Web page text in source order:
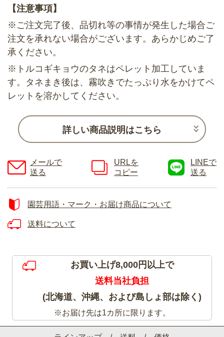
【注意事項】
※ご注文完了後、品切れ等の事情が発生した場合ご
注文を承れない場合がございます。あらかじめご了
承ください。
※トルコギキョウのタネはペレット加工していま
す。タネまき後は、霧吹きでたっぷり水をかけてペ
レットを溶かしてください。
詳しい商品説明はこちら
メールで
送る
URLを
コピー
LINEで
送る
園芸用語・マーク・お届け商品について
送料について
お買い上げ8,000円以上で
送料当社負担
(北海道、沖縄、および島しょ部は除く)
※お届け先は1カ所に限ります。